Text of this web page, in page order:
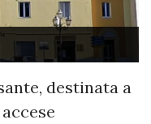
destinata a